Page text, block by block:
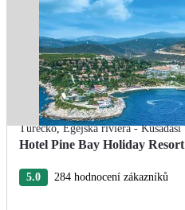
Turecko,Egejská riviéra - Kusadasi
Hotel Pine Bay Holiday Resort
5.0 284 hodnocení zákazníků